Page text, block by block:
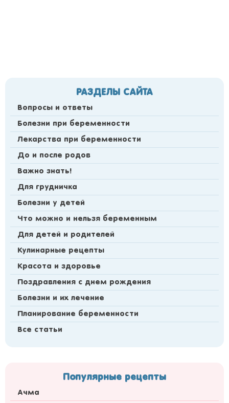
РАЗДЕЛЫ САЙТА
Вопросы и ответы
Болезни при беременности
Лекарства при беременности
До и после родов
Важно знать!
Для грудничка
Болезни у детей
Что можно и нельзя беременным
Для детей и родителей
Кулинарные рецепты
Красота и здоровье
Поздравления с днем рождения
Болезни и их лечение
Планирование беременности
Все статьи
Популярные рецепты
Ачма